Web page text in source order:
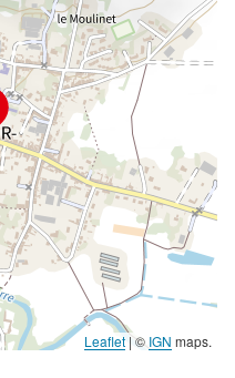
Leaflet |© IGN maps.